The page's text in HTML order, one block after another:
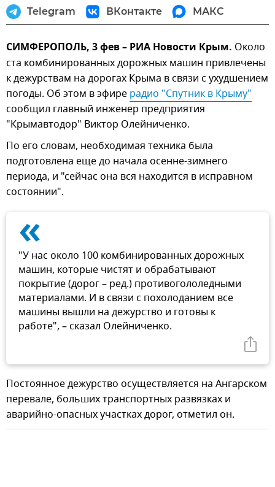
Telegram ВКонтакте МАКС
СИМФЕРОПОЛЬ, 3 фев – РИА Новости Крым. Около
ста комбинированных дорожных машин привлечены
к дежурствам на дорогах Крыма в связи с ухудшением
погоды. Об этом в эфире радио "Спутник в Крыму"
сообщил главный инженер предприятия
"Крымавтодор" Виктор Олейниченко.
По его словам, необходимая техника была
подготовлена еще до начала осенне-зимнего
периода, и "сейчас она вся находится в исправном
состоянии".
«
"У нас около 100 ­комбинированных дорожных
машин, которые чистят и обрабатывают
покрытие (дорог – ред.) противогололедными
материалами. И в связи с похолоданием все
машины вышли на дежурство и готовы к
работе", – сказал Олейниченко.
Постоянное дежурство осуществляется на Ангарском
перевале, больших транспортных развязках и
аварийно-опасных участках дорог, отметил он.